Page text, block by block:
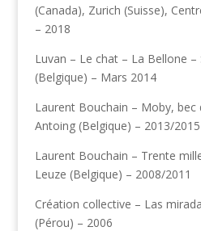
(Canada), Zurich (Suisse),
– 2018
Luvan – Le chat – La Bellone
(Belgique) – Mars 2014
Laurent Bouchain – Moby, bec
Antoing (Belgique) – 2013/2015
Laurent Bouchain – Trente
Leuze (Belgique) – 2008/2011
Création collective – Las
(Pérou) – 2006